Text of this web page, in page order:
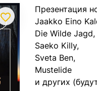
Презентация
Jaakko Eino
Die Wilde Jagd,
Saeko Killy,
Sveta Ben,
Mustelide
и других